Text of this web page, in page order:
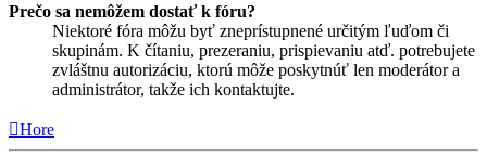
Prečo sa nemôžem dostať k fóru?
Niektoré fóra môžu byť zneprístupnené určitým ľuďom či
skupinám. K čítaniu, prezeraniu, prispievaniu atď. potrebujete
zvláštnu autorizáciu, ktorú môže poskytnúť len moderátor a
administrátor, takže ich kontaktujte.
Hore